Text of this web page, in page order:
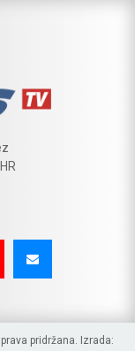
pridržana. Izrada: